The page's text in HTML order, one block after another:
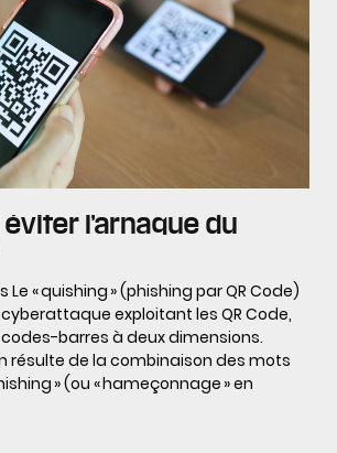
l’arnaque du
Le « quishing » (phishing par QR Code)
exploitant les QR Code,
barres à deux dimensions.
résulte de la combinaison des mots
» (ou « hameçonnage » en